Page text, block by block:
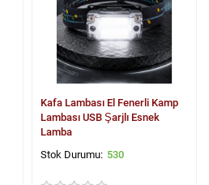
Kafa Lambası El Fenerli Kamp
Lambası USB Şarjlı Esnek
Lamba
530